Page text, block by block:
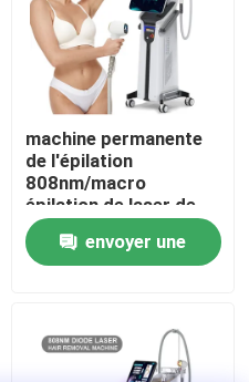
machine permanente
de l'épilation
808nm/macro
épilation de laser de
diode de canal
envoyer une